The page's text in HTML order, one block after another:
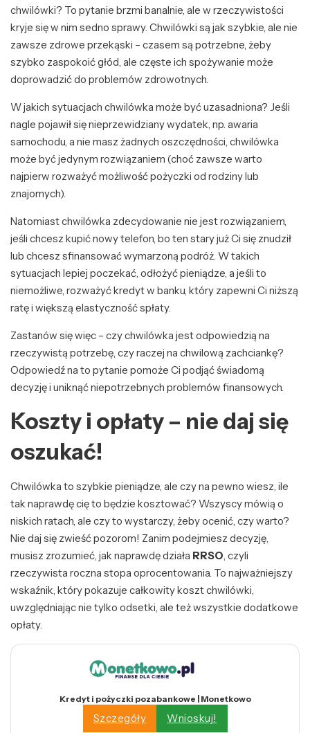
chwilówki? To pytanie brzmi banalnie, ale w rzeczywistości
kryje się w nim sedno sprawy. Chwilówki są jak szybkie, ale nie
zawsze zdrowe przekąski – czasem są potrzebne, żeby
szybko zaspokoić głód, ale częste ich spożywanie może
doprowadzić do problemów zdrowotnych.
W jakich sytuacjach chwilówka może być uzasadniona? Jeśli
nagle pojawił się nieprzewidziany wydatek, np. awaria
samochodu, a nie masz żadnych oszczędności, chwilówka
może być jedynym rozwiązaniem (choć zawsze warto
najpierw rozważyć możliwość pożyczki od rodziny lub
znajomych).
Natomiast chwilówka zdecydowanie nie jest rozwiązaniem,
jeśli chcesz kupić nowy telefon, bo ten stary już Ci się znudził
lub chcesz sfinansować wymarzoną podróż. W takich
sytuacjach lepiej poczekać, odłożyć pieniądze, a jeśli to
niemożliwe, rozważyć kredyt w banku, który zapewni Ci niższą
ratę i większą elastyczność spłaty.
Zastanów się więc – czy chwilówka jest odpowiedzią na
rzeczywistą potrzebę, czy raczej na chwilową zachciankę?
Odpowiedź na to pytanie pomoże Ci podjąć świadomą
decyzję i uniknąć niepotrzebnych problemów finansowych.
Koszty i opłaty – nie daj się
oszukać!
Chwilówka to szybkie pieniądze, ale czy na pewno wiesz, ile
tak naprawdę cię to będzie kosztować? Wszyscy mówią o
niskich ratach, ale czy to wystarczy, żeby ocenić, czy warto?
Nie daj się zwieść pozorom! Zanim podejmiesz decyzję,
musisz zrozumieć, jak naprawdę działa RRSO, czyli
rzeczywista roczna stopa oprocentowania. To najważniejszy
wskaźnik, który pokazuje całkowity koszt chwilówki,
uwzględniając nie tylko odsetki, ale też wszystkie dodatkowe
opłaty.
Kredyt i pożyczki pozabankowe | Monetkowo
Szczegóły Wnioskuj!